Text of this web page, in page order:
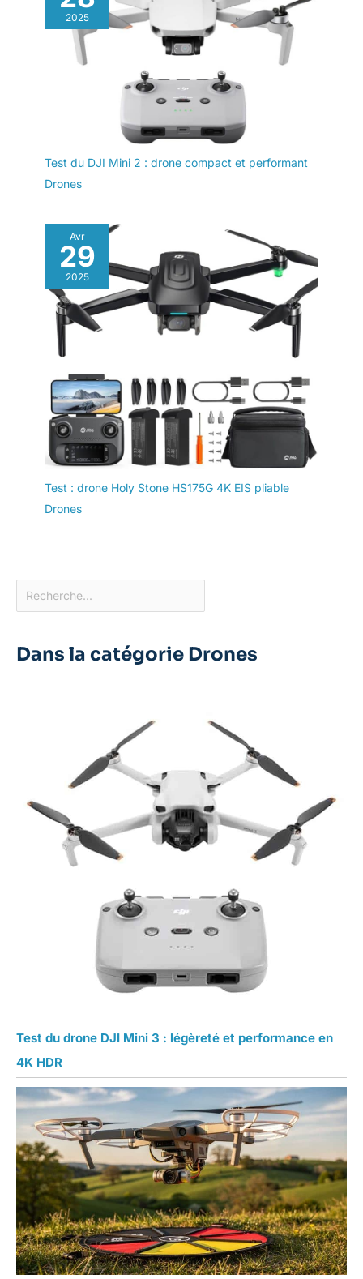
2025
Test du DJI Mini 2 : drone compact et performant
Drones
Avr
29
2025
Test : drone Holy Stone HS175G 4K EIS pliable
Drones
Dans la catégorie Drones
Test du drone DJI Mini 3 : légèreté et performance en
4K HDR